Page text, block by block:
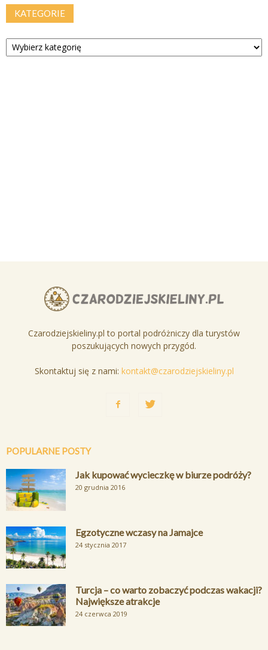
KATEGORIE
Kategorie
Czarodziejskieliny.pl to portal podróżniczy dla turystów
poszukujących nowych przygód.
Skontaktuj się z nami: kontakt@czarodziejskieliny.pl
POPULARNE POSTY
Jak kupować wycieczkę w biurze podróży?
20 grudnia 2016
Egzotyczne wczasy na Jamajce
24 stycznia 2017
Turcja – co warto zobaczyć podczas wakacji?
Największe atrakcje
24 czerwca 2019